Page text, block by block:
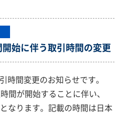
開始に伴う取引時間の変更
時間変更のお知らせです。
間が開始することに伴い、
なります。記載の時間は日本